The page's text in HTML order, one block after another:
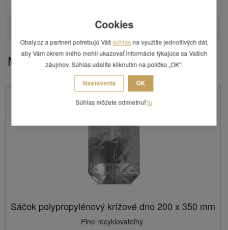
Mohlo by Vás zaujímať
Sáčok polypropylénový krížové dno 200 x 350 mm
Plne recyklovateľný.
Cookies
Obaly.cz a partneri potrebujú Vášsúhlas na využitie jednotlivých dát,
aby Vám okrem iného mohli ukazovať informácie týkajúce sa Vašich
záujmov. Súhlas udelíte kliknutím na políčko „OK“.
Nastavenia OK
Súhlas môžete odmietnuťtu